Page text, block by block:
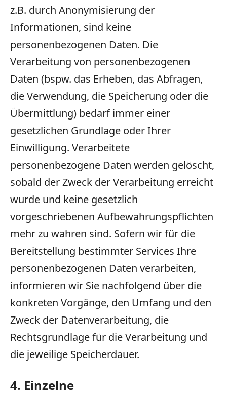
z.B. durch Anonymisierung der
Informationen, sind keine
personenbezogenen Daten. Die
Verarbeitung von personenbezogenen
Daten (bspw. das Erheben, das Abfragen,
die Verwendung, die Speicherung oder die
Übermittlung) bedarf immer einer
gesetzlichen Grundlage oder Ihrer
Einwilligung. Verarbeitete
personenbezogene Daten werden gelöscht,
sobald der Zweck der Verarbeitung erreicht
wurde und keine gesetzlich
vorgeschriebenen Aufbewahrungspflichten
mehr zu wahren sind. Sofern wir für die
Bereitstellung bestimmter Services Ihre
personenbezogenen Daten verarbeiten,
informieren wir Sie nachfolgend über die
konkreten Vorgänge, den Umfang und den
Zweck der Datenverarbeitung, die
Rechtsgrundlage für die Verarbeitung und
die jeweilige Speicherdauer.
4. Einzelne